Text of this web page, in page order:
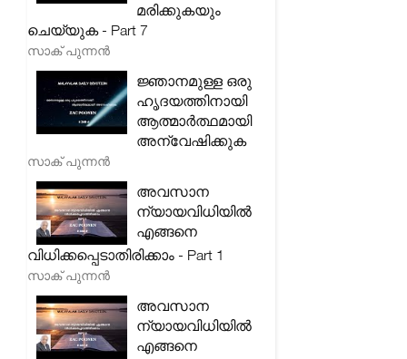
മരിക്കുകയും
ചെയ്യുക - Part 7
സാക് പുന്നൻ
ജ്ഞാനമുള്ള ഒരു
ഹൃദയത്തിനായി
ആത്മാർത്ഥമായി
അന്വേഷിക്കുക
സാക് പുന്നൻ
അവസാന
ന്യായവിധിയിൽ
എങ്ങനെ
വിധിക്കപ്പെടാതിരിക്കാം - Part 1
സാക് പുന്നൻ
അവസാന
ന്യായവിധിയിൽ
എങ്ങനെ